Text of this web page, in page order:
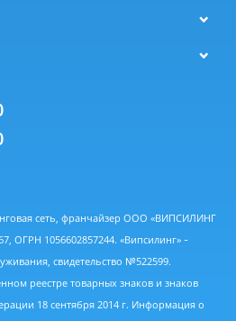
сеть, франчайзер ООО «ВИПСИЛИНГ
ОГРН 1056602857244. «Випсилинг» -
свидетельство №522599.
реестре товарных знаков и знаков
18 сентября 2014 г. Информация о